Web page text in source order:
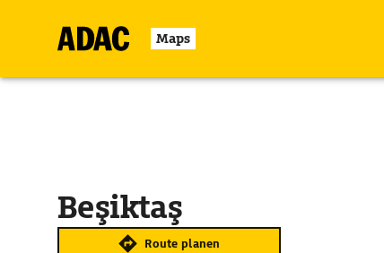
Maps
Beşiktaş
Route planen